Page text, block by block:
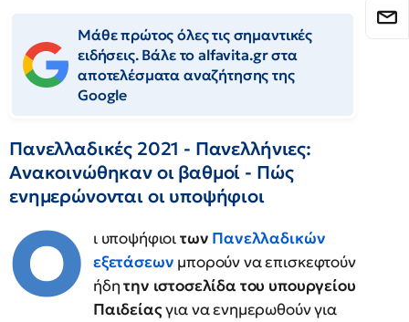
Μάθε πρώτος όλες τις σημαντικές
ειδήσεις. Βάλε το alfavita.gr στα
αποτελέσματα αναζήτησης της
Google
Πανελλαδικές 2021 - Πανελλήνιες:
Ανακοινώθηκαν οι βαθμοί - Πώς
ενημερώνονται οι υποψήφιοι
Ο ι υποψήφιοιτων Πανελλαδικών
εξετάσεων μπορούν να επισκεφτούν
ήδητην ιστοσελίδα του υπουργείου
Παιδείαςγια να ενημερωθούν για